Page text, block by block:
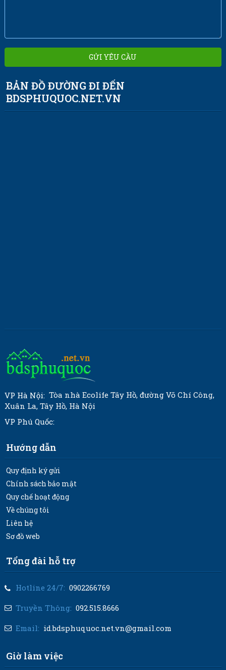
BẢN ĐỒ ĐƯỜNG ĐI ĐẾN
BDSPHUQUOC.NET.VN
VP Hà Nội: Tòa nhà Ecolife Tây Hồ, đường Võ Chí Công,
Xuân La, Tây Hồ, Hà Nội
VP Phú Quốc:
Hướng dẫn
Quy định ký gửi
Chính sách bảo mật
Quy chế hoạt động
Về chúng tôi
Liên hệ
Sơ đồ web
Tổng đài hỗ trợ
Hotline 24/7: 0902266769
Truyền Thông: 092.515.8666
Email: id.bdsphuquoc.net.vn@gmail.com
Giờ làm việc